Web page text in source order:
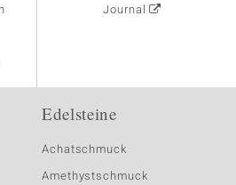
Journal
Edelsteine
Achatschmuck
Amethystschmuck